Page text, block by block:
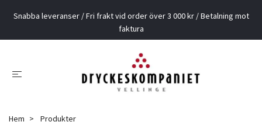
Snabba leveranser / Fri frakt vid order över 3 000 kr / Betalning mot
faktura
Hem
Produkter